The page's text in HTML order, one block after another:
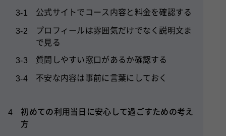
3-1 公式サイトでコース内容と料金を確認する
3-2
プロフィールは雰囲気だけでなく説明文ま
で見る
3-3 質問しやすい窓口があるか確認する
3-4 不安な内容は事前に言葉にしておく
4
初めての利用当日に安心して過ごすための考え
方